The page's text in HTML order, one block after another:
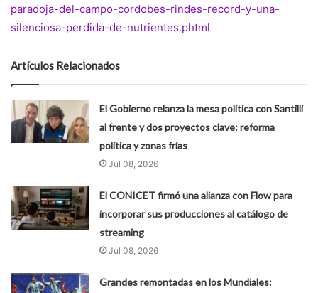
paradoja-del-campo-cordobes-rindes-record-y-una-
silenciosa-perdida-de-nutrientes.phtml
Artículos Relacionados
El Gobierno relanza la mesa política con Santilli
al frente y dos proyectos clave: reforma
política y zonas frías
Jul 08, 2026
El CONICET firmó una alianza con Flow para
incorporar sus producciones al catálogo de
streaming
Jul 08, 2026
Grandes remontadas en los Mundiales: